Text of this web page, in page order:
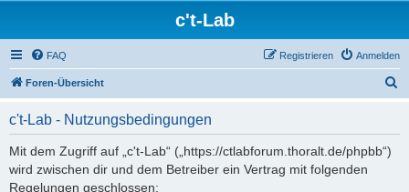
c't-Lab
FAQ Anmelden
Registrieren
Foren-Übersicht
c't-Lab - Nutzungsbedingungen
Mit dem Zugriff auf „c't-Lab“ („https://ctlabforum.thoralt.de/phpbb“)
wird zwischen dir und dem Betreiber ein Vertrag mit folgenden
Regelungen geschlossen: